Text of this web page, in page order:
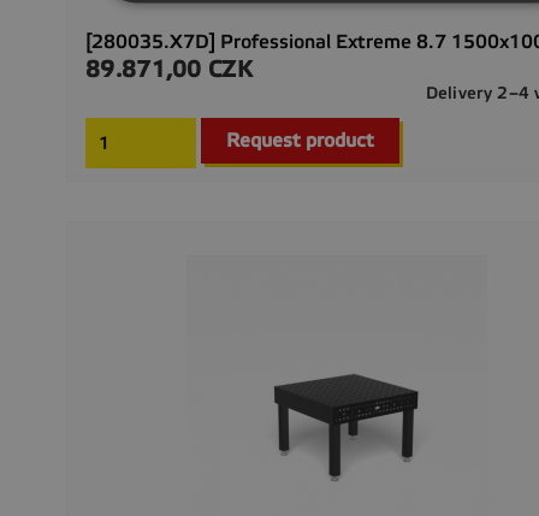
[280035.X7D] Professional Extreme 8.7
Precio
89.871,00 CZK
Delivery 2–4
Request product